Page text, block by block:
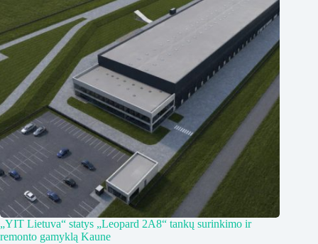
„YIT Lietuva“ statys „Leopard 2A8“ tankų surinkimo ir
remonto gamyklą Kaune